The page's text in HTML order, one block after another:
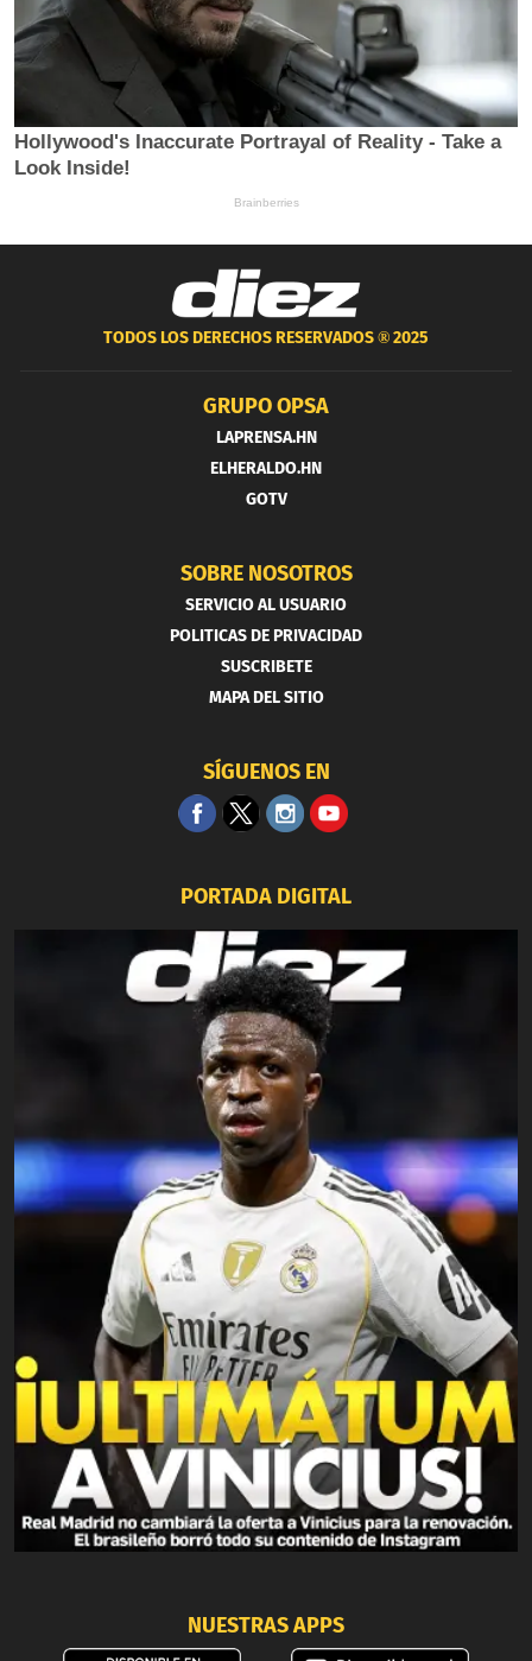
TODOS LOS DERECHOS RESERVADOS ®2025
GRUPO OPSA
LAPRENSA.HN
ELHERALDO.HN
GOTV
SOBRE NOSOTROS
SERVICIO AL USUARIO
POLITICAS DE PRIVACIDAD
SUSCRIBETE
MAPA DEL SITIO
SÍGUENOS EN
PORTADA DIGITAL
NUESTRAS APPS